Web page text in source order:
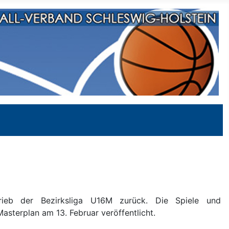
der Bezirksliga U16M zurück. Die Spiele und
am 13. Februar veröffentlicht.